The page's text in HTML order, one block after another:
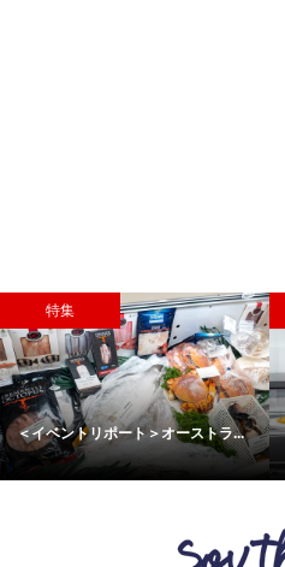
特集
＜イベントリポート＞オーストラ...